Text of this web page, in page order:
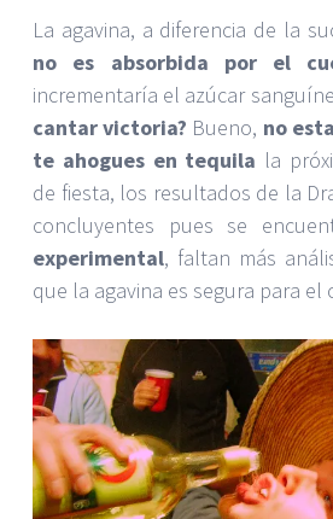
La agavina, a diferencia de la
no es absorbida por el
incrementaría el azúcar
cantar victoria? Bueno, no
te ahogues en tequila la
de fiesta, los resultados de la
concluyentes pues se
experimental, faltan más
que la agavina es segura para